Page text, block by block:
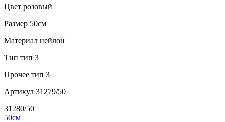
Цвет розовый
Размер 50см
Материал нейлон
Тип тип 3
Прочее тип 3
Артикул 31279/50
31280/50
50см